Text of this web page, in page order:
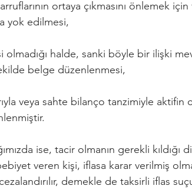
ortaya çıkmasını önlemek
yok edilmesi,
halde, sanki böyle bir ilişki
belge düzenlenmesi,
veya sahte bilanço tanzimiyle
ise, tacir olmanın gerekli kıldığı
veren kişi, iflasa karar verilmiş
demekle de taksirli iflas